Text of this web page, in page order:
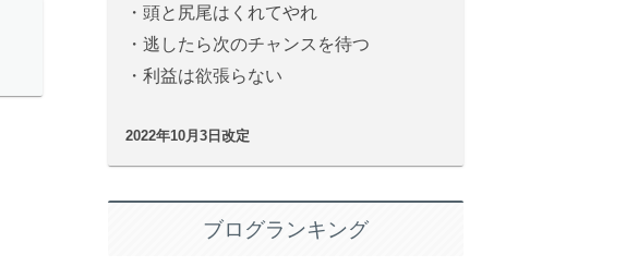
・頭と尻尾はくれてやれ
・逃したら次のチャンスを待つ
・利益は欲張らない
2022年10月3日改定
ブログランキング